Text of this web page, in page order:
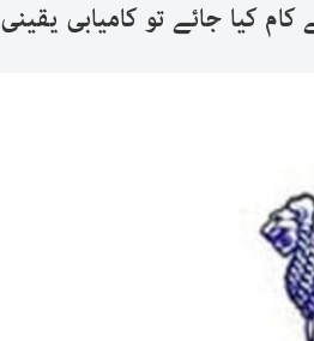
کیا جائے تو کامیابی یقینی